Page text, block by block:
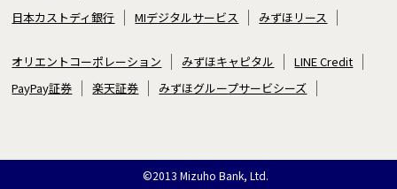
日本カストディ銀行
MIデジタルサービス みずほリース
オリエントコーポレーション みずほキャピタル
LINE Credit
PayPay証券
楽天証券 みずほグループサービシーズ
©2013 Mizuho Bank, Ltd.